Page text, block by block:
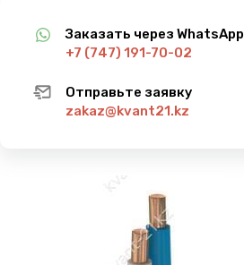
Заказать через WhatsApp
+7 (747) 191-70-02
Отправьте заявку
zakaz@kvant21.kz